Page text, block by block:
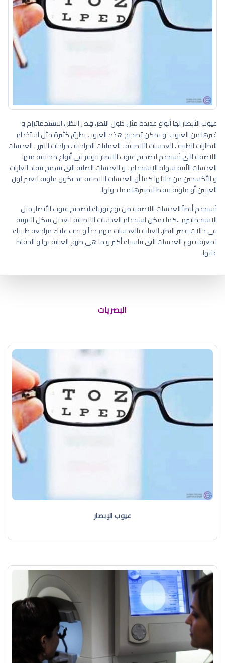
عيوب الأبصار لها أنواع عديدة مثل طول النظر، قِصر النظر ، الاستجماتيزم و
غيرها من العيوب .و يمكن تصحيح هذه العيوب بطرق كثيرة مثل استخدام
النظارات الطبية ، العدسات اللاصقة ، العمليات الجراحية ، جراحات الليزر . العدسات
اللاصقة التي تُستخدم لتصحيح عيوب الابصار تتوفر في أنواع مختلفة منها
العدسات اللّينة سهلة الإستخدام ، و العدسات الصلبة التي تسمح بنفاذ الغازات
و الأكسجين من خلالها كما أن العدسات اللاصقة قد تكون ملونة لتغيير لون
العينين أو ملونة فقط لتمييزها مما حولها.
تُستخدم أيضاً العدسات اللاصقة من نوع توريك لتصحيح عيوب الأبصار مثل
الاستجماتيزم ..كما يمكن استخدام العدسات اللاصقة لتعديل شكل القرنية
في حالات قِصر النظر، العناية بالعدسات مهم جداً و يجب عليك مراجعة طبيبك
لمعرفة نوع العدسات التي تناسبك أكثر و ما هي طرق العناية بها و الحفاظ
عليها.
البصريات
عيوب الإبصار